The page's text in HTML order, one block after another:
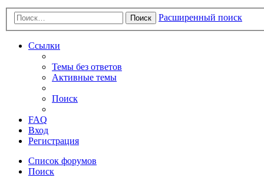
Поиск Расширенный поиск
Ссылки
Темы без ответов
Активные темы
Поиск
FAQ
Вход
Регистрация
Список форумов
Поиск